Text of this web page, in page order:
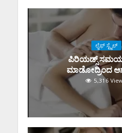
ಲೈಫ್ ಸ್ಟೈಲ್
ಪಿರಿಯಡ್ಸ್‌
ಮಾಡೋದ್ರಿಂದ
5,316